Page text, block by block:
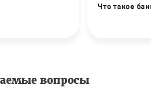
Что такое
вопросы